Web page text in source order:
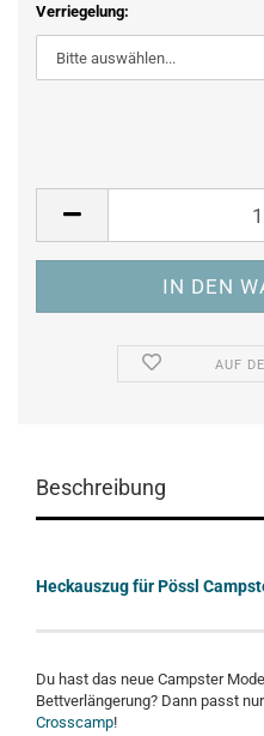
Verriegelung:
AUF
Beschreibung
Heckauszug für Pössl
Du hast das neue Campster
Bettverlängerung? Dann passt
Crosscamp!